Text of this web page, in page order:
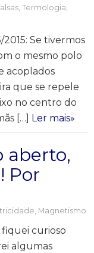
, Termologia,
Se tivermos
o mesmo polo
acoplados
que se repele
no centro do
[…] Ler mais»
aberto,
Por
, Magnetismo
curioso
algumas